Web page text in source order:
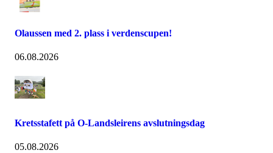
Olaussen med 2. plass i verdenscupen!
06.08.2026
Kretsstafett på O-Landsleirens avslutningsdag
05.08.2026